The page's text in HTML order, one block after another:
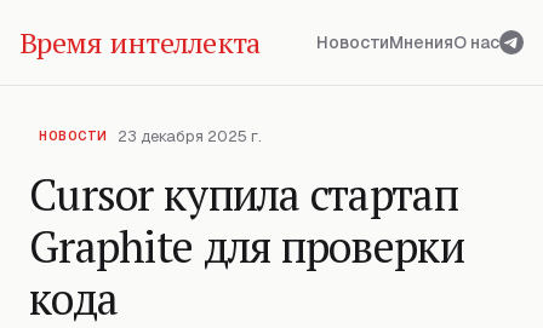
Время интеллекта НовостиМненияО нас
НОВОСТИ 23 декабря 2025 г.
Cursor купила стартап
Graphite для проверки
кода